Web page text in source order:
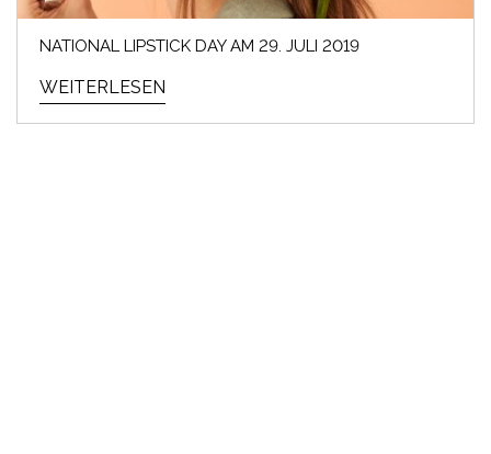
NATIONAL LIPSTICK DAY AM 29. JULI 2019
WEITERLESEN